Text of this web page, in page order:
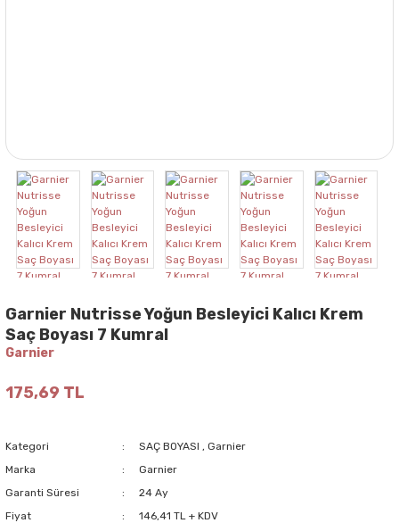
Garnier Nutrisse Yoğun Besleyici Kalıcı Krem
Saç Boyası 7 Kumral
Garnier
175,69 TL
Kategori SAÇ BOYASI , Garnier
Marka
Garnier
Garanti Süresi
24 Ay
Fiyat
146,41 TL + KDV